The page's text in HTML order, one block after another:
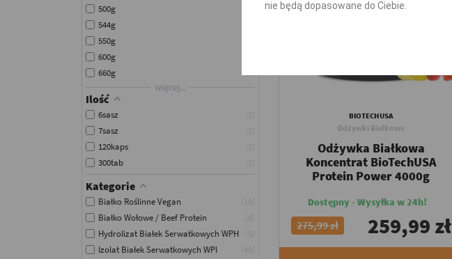
500g
544g
550g
600g
660g
1
więcej...
Ilość
6sasz
7sasz
120kaps
300tab
Kategorie
Białko Roślinne Vegan
Białko Wołowe / Beef Protein
Hydrolizat Białek Serwatkowych WPH
Izolat Białek Serwatkowych WPI
BIOTECHUSA
Odżywki Białkowe
Odżywka Białkowa
Koncentrat BioTechUSA
Protein Power 4000g
Dostępny - Wysyłka w 24h!
275,99 zł 259,99 zł
nie będą dopasowane do Ciebie.